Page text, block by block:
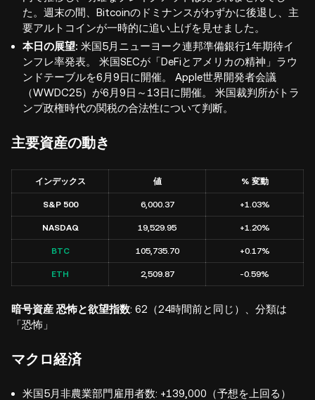
た。週末の間、Bitcoinのドミナンスがわずかに後退し、主
要アルトコインが一時的に追い上げを見せました。
本日の展望: 米国5月ニューヨーク連邦準備銀行1年期待イ
ンフレ率発表。 米国SECが「DeFiとアメリカの精神」ラウ
ンドテーブルを6月9日に開催。 Apple世界開発者会議
（WWDC25）が6月9日～13日に開催。 米国裁判所がトラ
ンプ政権時代の関税の合法性について判断。
主要資産の動き
インデックス 値 % 変動
S&P 500 6,000.37 +1.03%
NASDAQ 19,529.95 +1.20%
BTC 105,735.70 +0.17%
ETH 2,509.87 -0.59%
暗号資産 恐怖と欲望指数: 62（24時間前と同じ）、分類は
「恐怖」
マクロ経済
米国5月非農業部門雇用者数: +139,000（予想を上回る）